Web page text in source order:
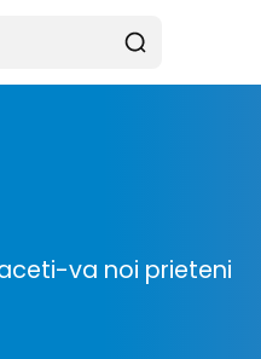
va noi prieteni